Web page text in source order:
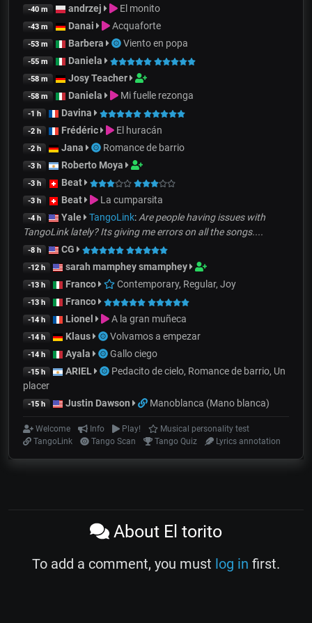
-40 m andrzej El monito
-43 m Danai Acquaforte
-53 m Barbera Viento en popa
-55 m Daniela
-58 m Josy Teacher
-58 m Daniela Mi fuelle rezonga
-1 h Davina
-2 h Frédéric El huracán
-2 h Jana Romance de barrio
-3 h Roberto Moya
-3 h Beat
-3 h Beat La cumparsita
-4 h Yale TangoLink:Are people having issues with
TangoLink lately? Its giving me errors on all the songs....
-8 h CG
-12 h sarah mamphey smamphey
-13 h Franco Contemporary, Regular, Joy
-13 h Franco
-14 h Lionel A la gran muñeca
-14 h Klaus Volvamos a empezar
-14 h Ayala Gallo ciego
-15 h ARIEL
Pedacito de cielo, Romance de barrio, Un
placer
-15 h Justin Dawson Manoblanca (Mano blanca)
Welcome Info Play!
Musical personality test
TangoLink
Tango Scan Tango Quiz Lyrics annotation
About El torito
To add a comment, you must log in first.